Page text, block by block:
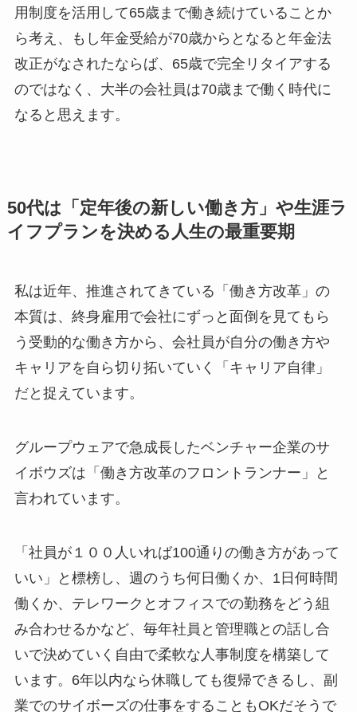
用制度を活用して65歳まで働き続けていることか
ら考え、もし年金受給が70歳からとなると年金法
改正がなされたならば、65歳で完全リタイアする
のではなく、大半の会社員は70歳まで働く時代に
なると思えます。
50代は「定年後の新しい働き方」や生涯ラ
イフプランを決める人生の最重要期
私は近年、推進されてきている「働き方改革」の
本質は、終身雇用で会社にずっと面倒を見てもら
う受動的な働き方から、会社員が自分の働き方や
キャリアを自ら切り拓いていく「キャリア自律」
だと捉えています。
グループウェアで急成長したベンチャー企業のサ
イボウズは「働き方改革のフロントランナー」と
言われています。
「社員が１００人いれば100通りの働き方があって
いい」と標榜し、週のうち何日働くか、1日何時間
働くか、テレワークとオフィスでの勤務をどう組
み合わせるかなど、毎年社員と管理職との話し合
いで決めていく自由で柔軟な人事制度を構築して
います。6年以内なら休職しても復帰できるし、副
業でのサイボーズの仕事をすることもOKだそうで